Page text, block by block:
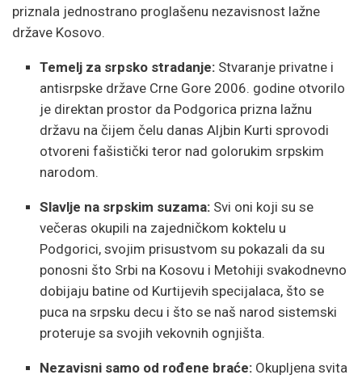
priznala jednostrano proglašenu nezavisnost lažne
države Kosovo.
Temelj za srpsko stradanje: Stvaranje privatne i
antisrpske države Crne Gore 2006. godine otvorilo
je direktan prostor da Podgorica prizna lažnu
državu na čijem čelu danas Aljbin Kurti sprovodi
otvoreni fašistički teror nad golorukim srpskim
narodom.
Slavlje na srpskim suzama: Svi oni koji su se
večeras okupili na zajedničkom koktelu u
Podgorici, svojim prisustvom su pokazali da su
ponosni što Srbi na Kosovu i Metohiji svakodnevno
dobijaju batine od Kurtijevih specijalaca, što se
puca na srpsku decu i što se naš narod sistemski
proteruje sa svojih vekovnih ognjišta.
Nezavisni samo od rođene braće: Okupljena svita